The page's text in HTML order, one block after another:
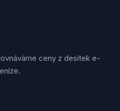
ceny z desítek e-